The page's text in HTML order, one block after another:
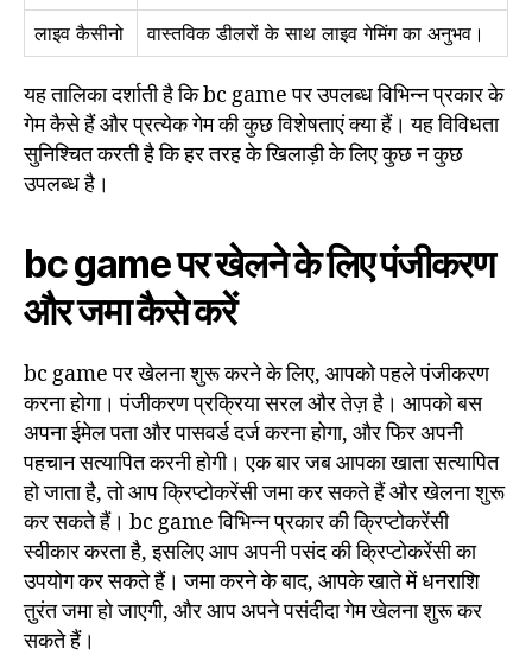
लाइव कैसीनो
वास्तविक डीलरों के साथ लाइव गेमिंग का अनुभव।
यह तालिका दर्शाती है कि bc game पर उपलब्ध विभिन्न प्रकार के
गेम कैसे हैं और प्रत्येक गेम की कुछ विशेषताएं क्या हैं। यह विविधता
सुनिश्चित करती है कि हर तरह के खिलाड़ी के लिए कुछ न कुछ
उपलब्ध है।
bc game पर खेलने के लिए पंजीकरण
और जमा कैसे करें
bc game पर खेलना शुरू करने के लिए, आपको पहले पंजीकरण
करना होगा। पंजीकरण प्रक्रिया सरल और तेज़ है। आपको बस
अपना ईमेल पता और पासवर्ड दर्ज करना होगा, और फिर अपनी
पहचान सत्यापित करनी होगी। एक बार जब आपका खाता सत्यापित
हो जाता है, तो आप क्रिप्टोकरेंसी जमा कर सकते हैं और खेलना शुरू
कर सकते हैं। bc game विभिन्न प्रकार की क्रिप्टोकरेंसी
स्वीकार करता है, इसलिए आप अपनी पसंद की क्रिप्टोकरेंसी का
उपयोग कर सकते हैं। जमा करने के बाद, आपके खाते में धनराशि
तुरंत जमा हो जाएगी, और आप अपने पसंदीदा गेम खेलना शुरू कर
सकते हैं।